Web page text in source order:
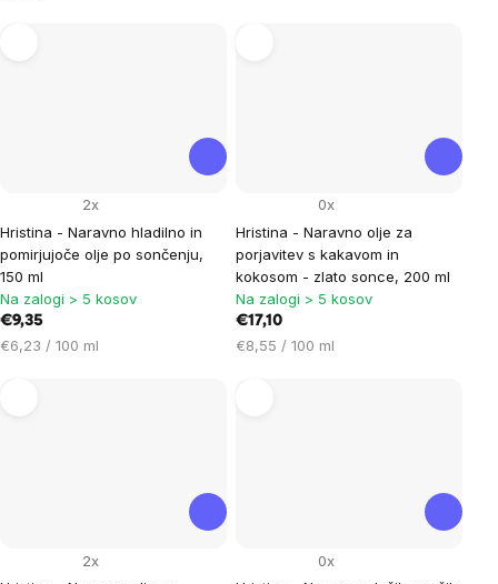
Hristina - Naravno hladilno in
pomirjujoče olje po sončenju,
150 ml
2x
Na zalogi > 5 kosov
€9,35
Cena
€6,23 / 100 ml
Hristina - Naravno olje za
porjavitev s kakavom in
kokosom - zlato sonce, 200 ml
0x
Na zalogi > 5 kosov
€17,10
Cena
€8,55 / 100 ml
2x 0x